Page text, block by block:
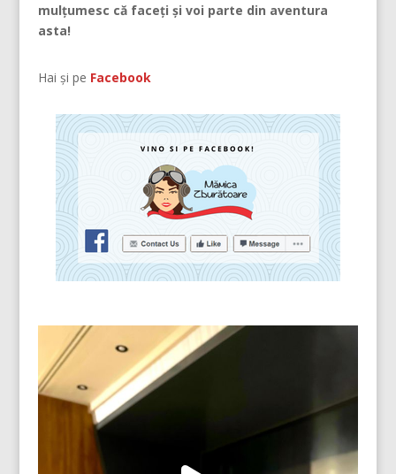
mulțumesc că faceți și voi parte din aventura
asta!
Hai și pe Facebook